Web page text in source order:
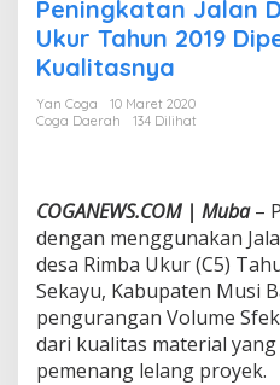
g
a
e
n
g
u
a
n
g
Peningkatan Jalan
Ukur Tahun 2019
Kualitasnya
Yan Coga
10 Maret 2020
Coga Daerah
134 Dilihat
COGANEWS.COM | Muba–
dengan menggunakan
desa Rimba Ukur (C5)
Sekayu, Kabupaten Musi
pengurangan Volume
dari kualitas material
pemenang lelang proyek.